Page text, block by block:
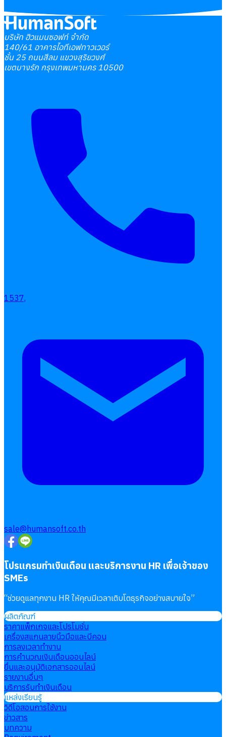
เลือกหัวข้อที่คุณสนใจ
โปรแกรมบริหารงานบุคคล
บริการรับทำเงินเดือน
Follow Human
บริษัท ฮิวแมนซอฟท์ จำกัด
140/61 อาคารไอทีเอฟทาวเวอร์
ชั้น 25 ถนนสีลม แขวงสุริยวงศ์
เขตบางรัก กรุงเทพมหานคร 10500
1537,
sale@humansoft.co.th
โปรแกรมทำเงินเดือน และบริการงาน HR เพื่อเจ้าของ
SMEs
“ช่วยดูแลทุกงาน HR ให้คุณมีเวลาเติบโตธุรกิจอย่างสบายใจ”
ผลิตภัณฑ์
ราคาแพ็กเกจและโปรโมชั่น
เครื่องสแกนลายนิ้วมือและบีคอน
การลงเวลาทำงาน
การคำนวณเงินเดือนออนไลน์
ยื่นและอนุมัติเอกสารออนไลน์
รายงานอื่นๆ
บริการรับทำเงินเดือน
แหล่งเรียนรู้
วิดีโอสอนการใช้งาน
ข่าวสาร
บทความ